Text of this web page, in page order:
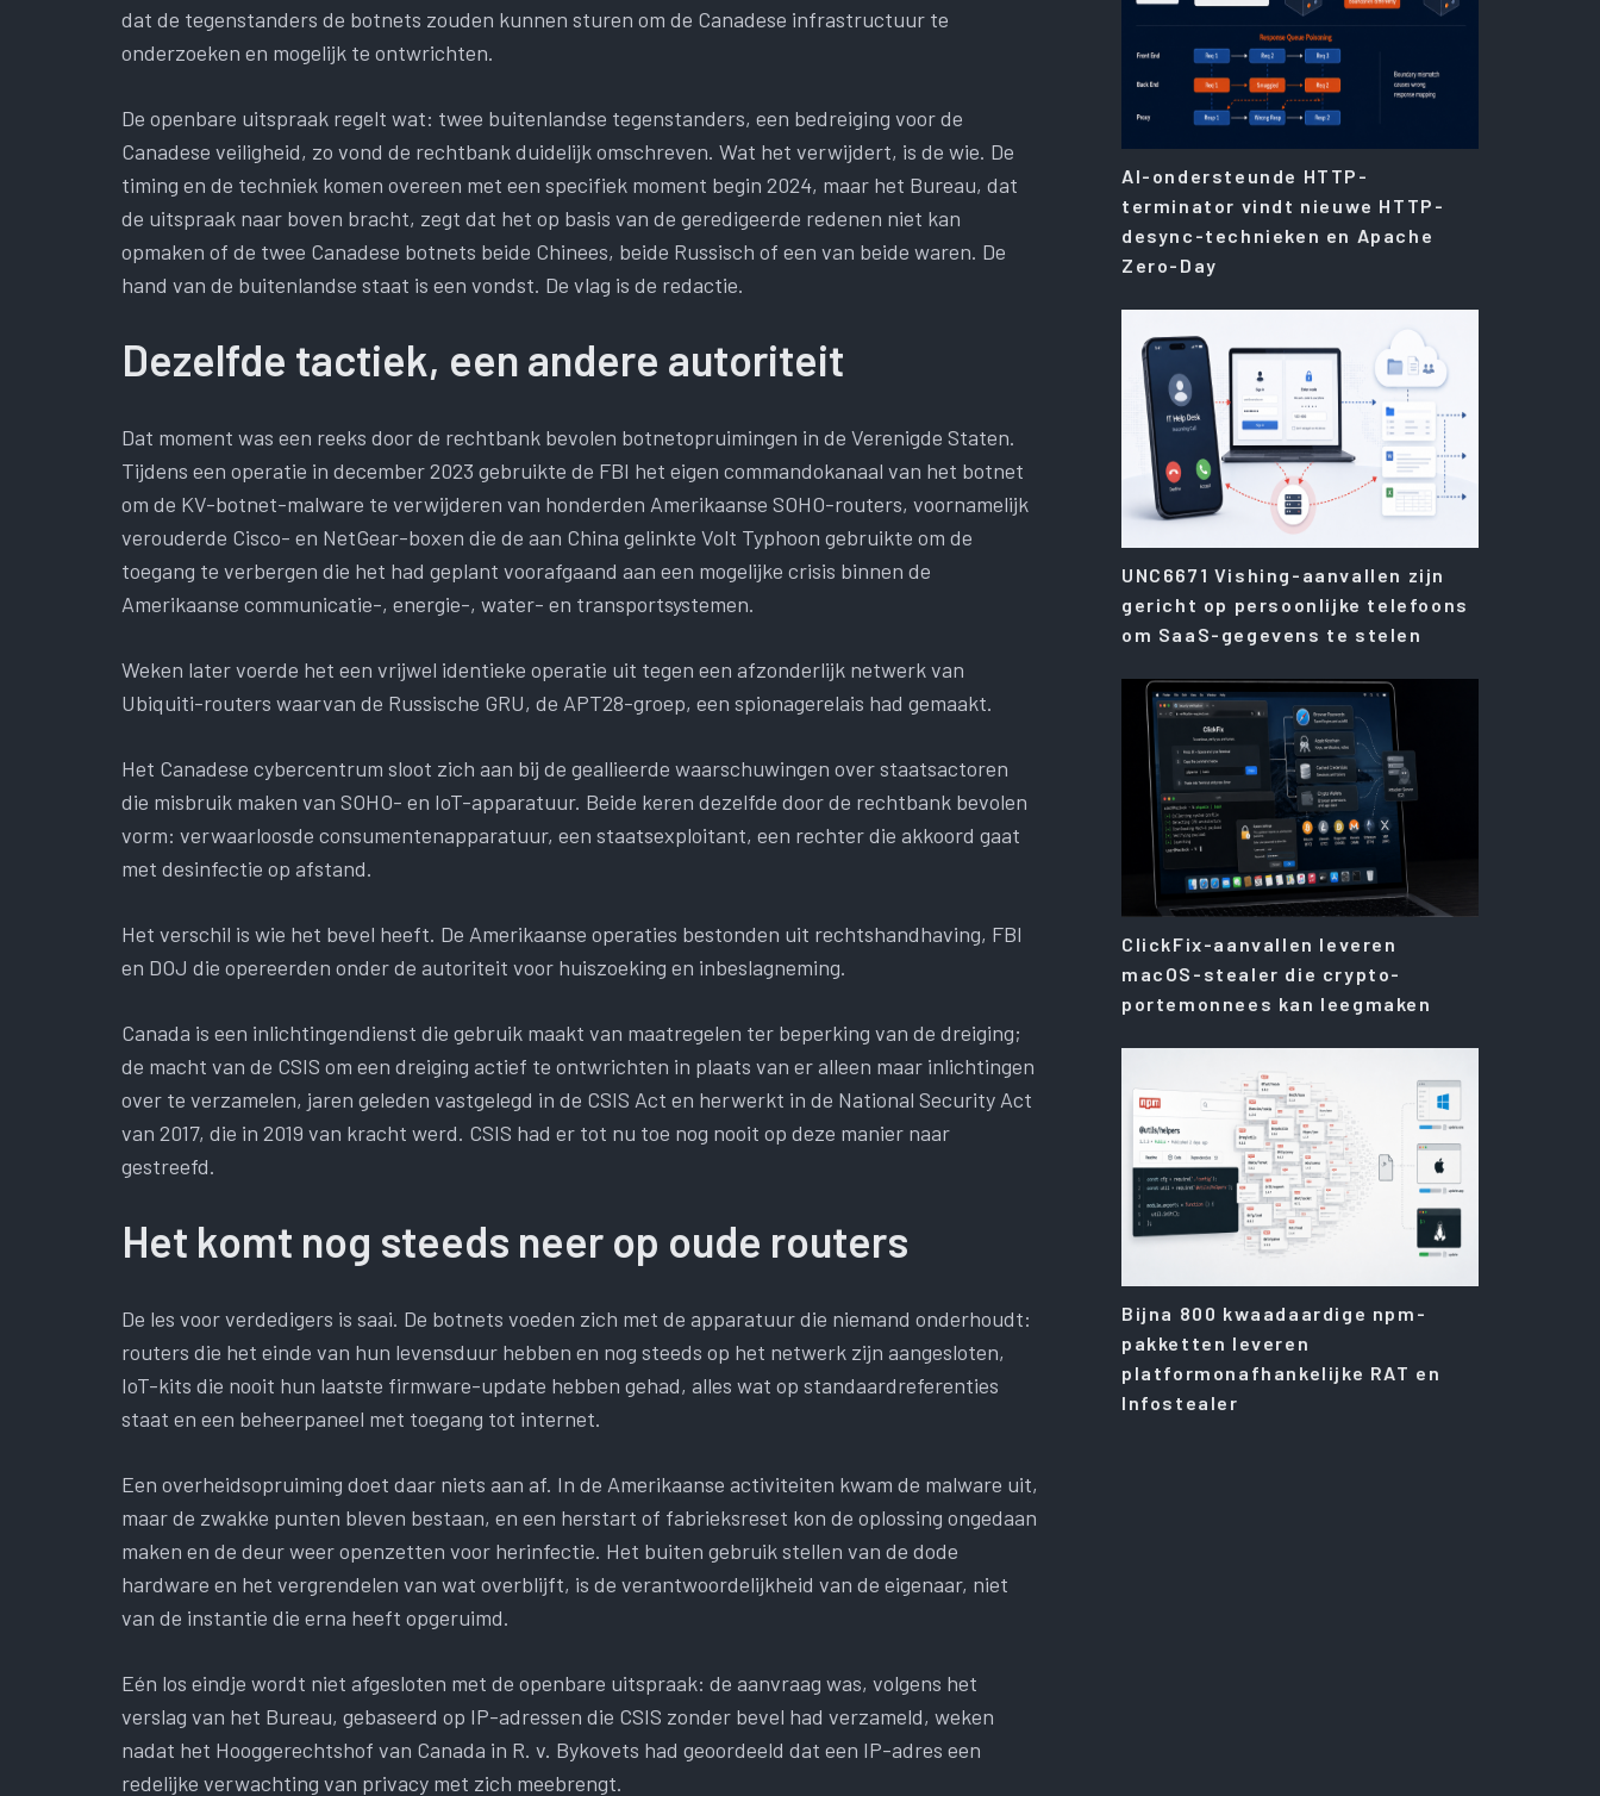
dat de tegenstanders de botnets zouden kunnen sturen om de Canadese infrastructuur te
onderzoeken en mogelijk te ontwrichten.
De openbare uitspraak regelt wat: twee buitenlandse tegenstanders, een bedreiging voor de
Canadese veiligheid, zo vond de rechtbank duidelijk omschreven. Wat het verwijdert, is de wie. De
timing en de techniek komen overeen met een specifiek moment begin 2024, maar het Bureau, dat
de uitspraak naar boven bracht, zegt dat het op basis van de geredigeerde redenen niet kan
opmaken of de twee Canadese botnets beide Chinees, beide Russisch of een van beide waren. De
hand van de buitenlandse staat is een vondst. De vlag is de redactie.
Dezelfde tactiek, een andere autoriteit
Dat moment was een reeks door de rechtbank bevolen botnetopruimingen in de Verenigde Staten.
Tijdens een operatie in december 2023 gebruikte de FBI het eigen commandokanaal van het botnet
om de KV-botnet-malware te verwijderen van honderden Amerikaanse SOHO-routers, voornamelijk
verouderde Cisco- en NetGear-boxen die de aan China gelinkte Volt Typhoon gebruikte om de
toegang te verbergen die het had geplant voorafgaand aan een mogelijke crisis binnen de
Amerikaanse communicatie-, energie-, water- en transportsystemen.
Weken later voerde het een vrijwel identieke operatie uit tegen een afzonderlijk netwerk van
Ubiquiti-routers waarvan de Russische GRU, de APT28-groep, een spionagerelais had gemaakt.
Het Canadese cybercentrum sloot zich aan bij de geallieerde waarschuwingen over staatsactoren
die misbruik maken van SOHO- en IoT-apparatuur. Beide keren dezelfde door de rechtbank bevolen
vorm: verwaarloosde consumentenapparatuur, een staatsexploitant, een rechter die akkoord gaat
met desinfectie op afstand.
Het verschil is wie het bevel heeft. De Amerikaanse operaties bestonden uit rechtshandhaving, FBI
en DOJ die opereerden onder de autoriteit voor huiszoeking en inbeslagneming.
Canada is een inlichtingendienst die gebruik maakt van maatregelen ter beperking van de dreiging;
de macht van de CSIS om een ​​dreiging actief te ontwrichten in plaats van er alleen maar inlichtingen
over te verzamelen, jaren geleden vastgelegd in de CSIS Act en herwerkt in de National Security Act
van 2017, die in 2019 van kracht werd. CSIS had er tot nu toe nog nooit op deze manier naar
gestreefd.
Het komt nog steeds neer op oude routers
De les voor verdedigers is saai. De botnets voeden zich met de apparatuur die niemand onderhoudt:
routers die het einde van hun levensduur hebben en nog steeds op het netwerk zijn aangesloten,
IoT-kits die nooit hun laatste firmware-update hebben gehad, alles wat op standaardreferenties
staat en een beheerpaneel met toegang tot internet.
Een overheidsopruiming doet daar niets aan af. In de Amerikaanse activiteiten kwam de malware uit,
maar de zwakke punten bleven bestaan, en een herstart of fabrieksreset kon de oplossing ongedaan
maken en de deur weer openzetten voor herinfectie. Het buiten gebruik stellen van de dode
hardware en het vergrendelen van wat overblijft, is de verantwoordelijkheid van de eigenaar, niet
van de instantie die erna heeft opgeruimd.
Eén los eindje wordt niet afgesloten met de openbare uitspraak: de aanvraag was, volgens het
verslag van het Bureau, gebaseerd op IP-adressen die CSIS zonder bevel had verzameld, weken
nadat het Hooggerechtshof van Canada in R. v. Bykovets had geoordeeld dat een IP-adres een
redelijke verwachting van privacy met zich meebrengt.
AI-ondersteunde HTTP-
terminator vindt nieuwe HTTP-
desync-technieken en Apache
Zero-Day
UNC6671 Vishing-aanvallen zijn
gericht op persoonlijke telefoons
om SaaS-gegevens te stelen
ClickFix-aanvallen leveren
macOS-stealer die crypto-
portemonnees kan leegmaken
Bijna 800 kwaadaardige npm-
pakketten leveren
platformonafhankelijke RAT en
Infostealer